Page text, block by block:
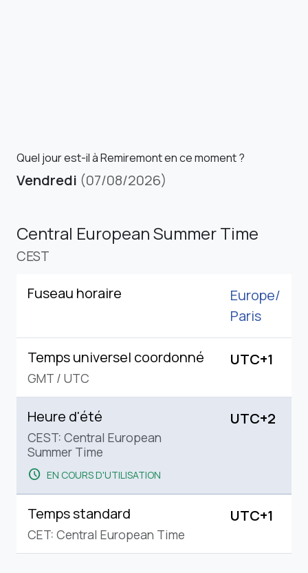
Quel jour est-il à Remiremont en ce moment ?
Vendredi (07/08/2026)
Central European Summer Time
CEST
Fuseau horaire
Europe/
Paris
Temps universel coordonné
GMT / UTC
UTC+1
Heure d'été
CEST: Central European
Summer Time
schedule EN COURS D'UTILISATION
UTC+2
Temps standard
CET: Central European Time
UTC+1